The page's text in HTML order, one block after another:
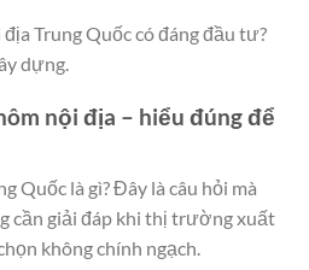
Trung Quốc có đáng đầu tư?
dựng.
nội địa – hiểu đúng để
Quốc là gì? Đây là câu hỏi mà
cần giải đáp khi thị trường xuất
không chính ngạch.